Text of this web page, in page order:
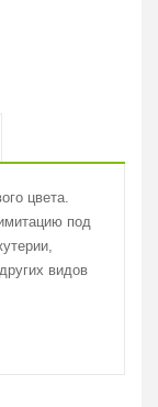
цвета.
под
видов